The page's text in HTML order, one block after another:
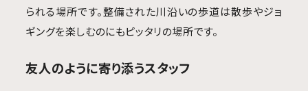
られる場所です。整備された川沿いの歩道は散歩やジョ
ギングを楽しむのにもピッタリの場所です。
友人のように寄り添うスタッフ